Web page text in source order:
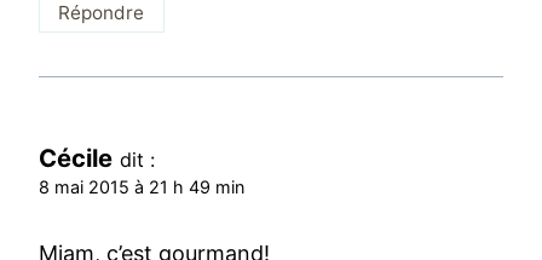
Répondre
Cécile dit :
8 mai 2015 à 21 h 49 min
Miam, c’est gourmand!